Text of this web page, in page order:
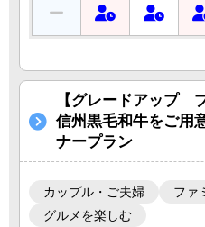
【グレードアップ
信州黒毛和牛をご用
ナープラン
カップル・ご夫婦
ファ
グルメを楽しむ